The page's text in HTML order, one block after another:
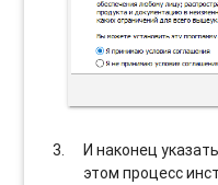
И наконец
этом процесс